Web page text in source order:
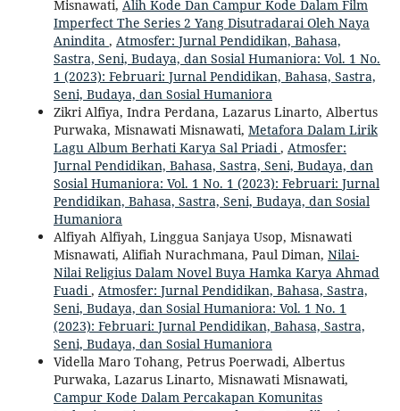
Misnawati, Alih Kode Dan Campur Kode Dalam Film
Imperfect The Series 2 Yang Disutradarai Oleh Naya
Anindita , Atmosfer: Jurnal Pendidikan, Bahasa,
Sastra, Seni, Budaya, dan Sosial Humaniora: Vol. 1 No.
1 (2023): Februari: Jurnal Pendidikan, Bahasa, Sastra,
Seni, Budaya, dan Sosial Humaniora
Zikri Alfiya, Indra Perdana, Lazarus Linarto, Albertus
Purwaka, Misnawati Misnawati, Metafora Dalam Lirik
Lagu Album Berhati Karya Sal Priadi, Atmosfer:
Jurnal Pendidikan, Bahasa, Sastra, Seni, Budaya, dan
Sosial Humaniora: Vol. 1 No. 1 (2023): Februari: Jurnal
Pendidikan, Bahasa, Sastra, Seni, Budaya, dan Sosial
Humaniora
Alfiyah Alfiyah, Linggua Sanjaya Usop, Misnawati
Misnawati, Alifiah Nurachmana, Paul Diman, Nilai-
Nilai Religius Dalam Novel Buya Hamka Karya Ahmad
Fuadi, Atmosfer: Jurnal Pendidikan, Bahasa, Sastra,
Seni, Budaya, dan Sosial Humaniora: Vol. 1 No. 1
(2023): Februari: Jurnal Pendidikan, Bahasa, Sastra,
Seni, Budaya, dan Sosial Humaniora
Vidella Maro Tohang, Petrus Poerwadi, Albertus
Purwaka, Lazarus Linarto, Misnawati Misnawati,
Campur Kode Dalam Percakapan Komunitas